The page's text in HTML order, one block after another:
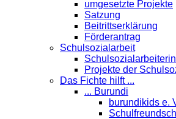
umgesetzte Projekte
Satzung
Beitrittserklärung
Förderantrag
Schul­sozialarbeit
Schulsozialarbeiterin
Projekte der
Das Fichte hilft ...
... Burundi
burundikids e.